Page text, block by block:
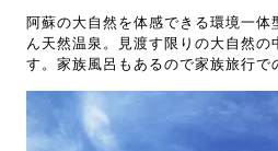
阿蘇の大自然を体感できる環境一体
ん天然温泉。見渡す限りの大自然
す。家族風呂もあるので家族旅行で